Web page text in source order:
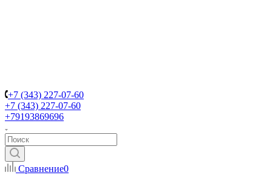
+7 (343) 227-07-60
+7 (343) 227-07-60
+79193869696
Сравнение0